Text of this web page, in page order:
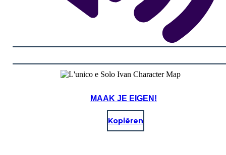
MAAK JE EIGEN!
Kopiëren